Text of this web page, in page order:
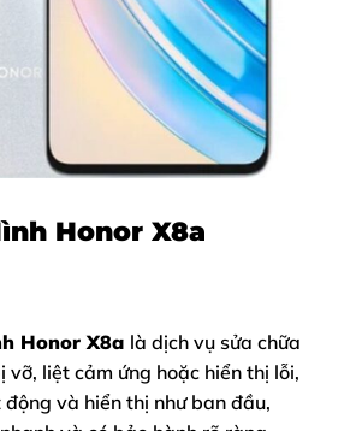
Honor X8a
Honor X8a là dịch vụ sửa chữa
vỡ, liệt cảm ứng hoặc hiển thị lỗi,
và hiển thị như ban đầu,